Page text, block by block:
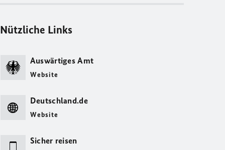
Nützliche Links
Auswärtiges Amt
Website
Deutschland.de
Website
Sicher reisen